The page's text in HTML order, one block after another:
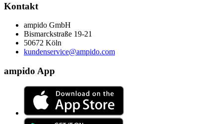
Kontakt
ampido GmbH
Bismarckstraße 19-21
50672 Köln
kundenservice@ampido.com
ampido App